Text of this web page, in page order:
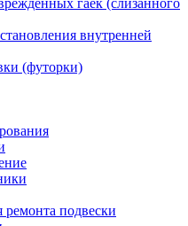
гаек (слизанного
внутренней
(футорки)
подвески